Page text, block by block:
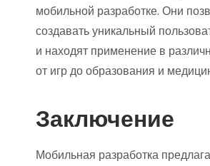
мобильной разработке. Они
создавать уникальный
и находят применение в
от игр до образования и
Заключение
Мобильная разработка